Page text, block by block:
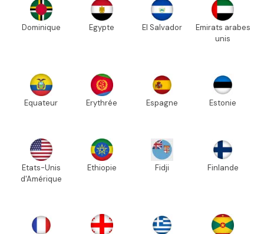
Dominique Egypte El Salvador
Emirats arabes
unis
Equateur Erythrée Espagne Estonie
Etats-Unis
d'Amérique
Ethiopie Fidji Finlande